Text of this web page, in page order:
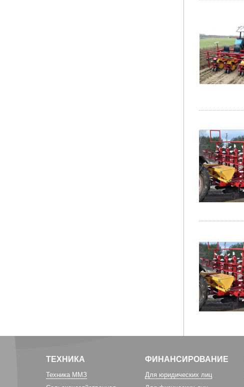
ТЕХНИКА
Техника ММЗ
ФИНАНСИРОВАНИЕ
Для юридических лиц